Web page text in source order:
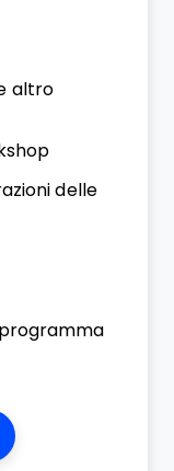
altro
delle